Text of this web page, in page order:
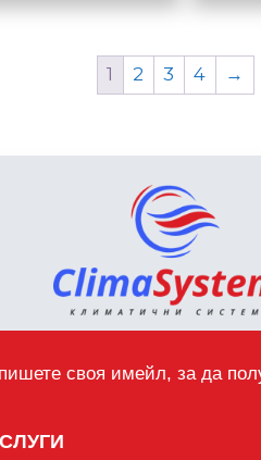
1 2 3 4 →
своя имейл, за да